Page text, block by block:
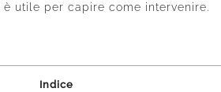
è utile per capire come intervenire.
Indice